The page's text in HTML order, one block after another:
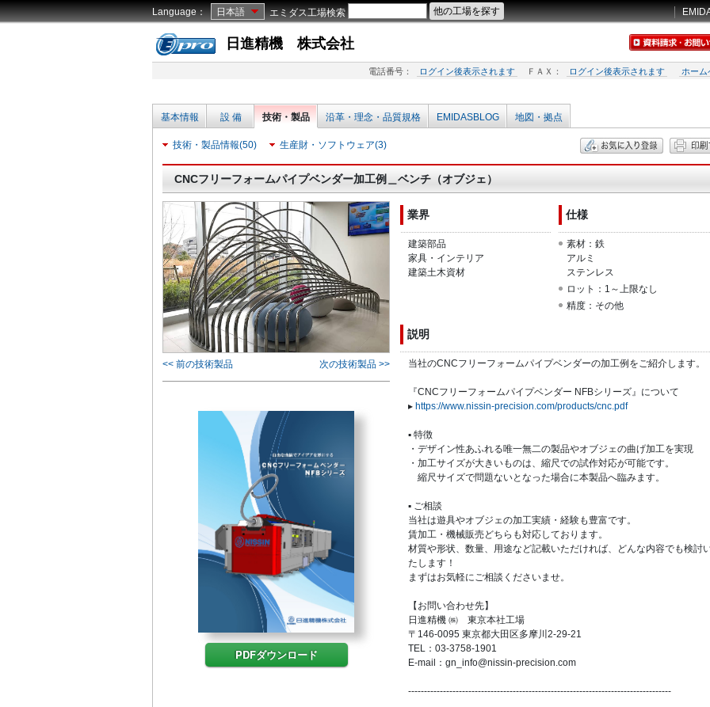
Language： 日本語 エミダス工場検索
日進精機 株式会社
電話番号： ログイン後表示されます ＦＡＸ： ログイン後表示されます ホーム
基本情報 設 備 技術・製品 沿革・理念・品質規格 EMIDASBLOG 地図・拠点
技術・製品情報(50) 生産財・ソフトウェア(3)
CNCフリーフォームパイプベンダー加工例＿ベンチ（オブジェ）
<< 前の技術製品 次の技術製品 >>
PDFダウンロード
業界
建築部品
家具・インテリア
建築土木資材
仕様
素材：鉄
アルミ
ステンレス
ロット：1～上限なし
精度：その他
説明
当社のCNCフリーフォームパイプベンダーの加工例をご紹介します。
『CNCフリーフォームパイプベンダー NFBシリーズ』について
▸ https://www.nissin-precision.com/products/cnc.pdf
▪ 特徴
・デザイン性あふれる唯一無二の製品やオブジェの曲げ加工を実現
・加工サイズが大きいものは、縮尺での試作対応が可能です。
縮尺サイズで問題ないとなった場合に本製品へ臨みます。
▪ ご相談
当社は遊具やオブジェの加工実績・経験も豊富です。
賃加工・機械販売どちらも対応しております。
材質や形状、数量、用途など記載いただければ、どんな内容でも検討
たします！
まずはお気軽にご相談くださいませ。
【お問い合わせ先】
日進精機 ㈱ 東京本社工場
〒146-0095 東京都大田区多摩川2-29-21
TEL：03-3758-1901
E-mail：gn_info@nissin-precision.com
-----------------------------------------------------------------------------------